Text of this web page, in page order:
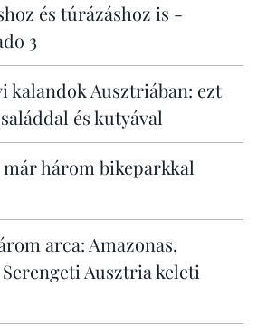
és túrázáshoz is -
3
kalandok Ausztriában: ezt
és kutyával
három bikeparkkal
arca: Amazonas,
Serengeti Ausztria keleti